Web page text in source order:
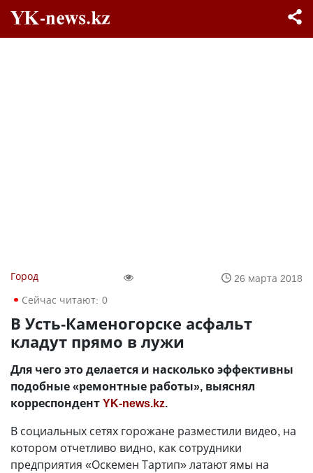
Город
26 марта 2018
Сейчас читают: 0
В Усть-Каменогорске асфальт
кладут прямо в лужи
Для чего это делается и насколько эффективны
подобные «ремонтные работы», выяснял
корреспондентYK-news.kz.
В социальных сетях горожане разместили видео, на
котором отчетливо видно, как сотрудники
предприятия «Оскемен Тартип» латают ямы на